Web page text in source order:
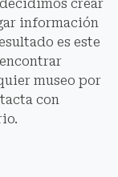
crear
información
es este
museo por
con